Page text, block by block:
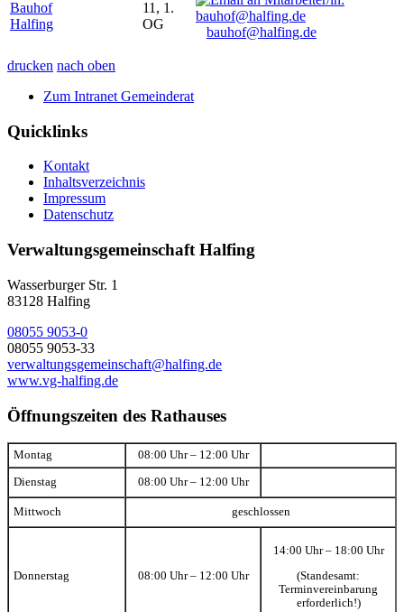
Bauhof
Halfing
11, 1.
OG
bauhof@halfing.de
drucken nach oben
Zum Intranet Gemeinderat
Quicklinks
Kontakt
Inhaltsverzeichnis
Impressum
Datenschutz
Verwaltungsgemeinschaft Halfing
Wasserburger Str. 1
83128 Halfing
08055 9053-0
08055 9053-33
verwaltungsgemeinschaft@halfing.de
www.vg-halfing.de
Öffnungszeiten des Rathauses
Montag 08:00 Uhr – 12:00 Uhr
Dienstag 08:00 Uhr – 12:00 Uhr
Mittwoch geschlossen
Donnerstag 08:00 Uhr – 12:00 Uhr
14:00 Uhr – 18:00 Uhr
(Standesamt:
Terminvereinbarung
erforderlich!)